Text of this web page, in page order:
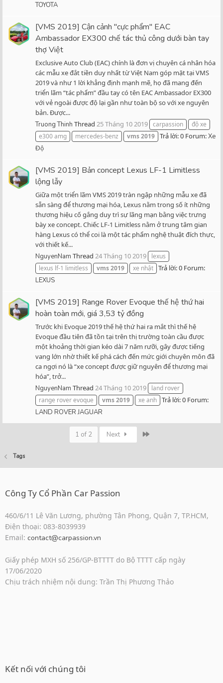
TOYOTA
[VMS 2019] Cận cảnh "cực phẩm" EAC
Ambassador EX300 chế tác thủ công dưới bàn tay
thợ Việt
Exclusive Auto Club (EAC) chính là đơn vị chuyên cá nhân hóa
các mẫu xe đắt tiền duy nhất từ Việt Nam góp mặt tại VMS
2019 và như 1 lời khẳng định mạnh mẽ, họ đã mang đến
triển lãm “tác phẩm” đầu tay có tên EAC Ambassador EX300
với vẻ ngoài được độ lại gần như toàn bộ so với xe nguyên
bản. Được...
Truong Thinh Thread 25 Tháng 10 2019 carpassion
độ xe
e300 amg
mercedes-benz vms2019 Trả lời: 0 Forum:Xe
Độ
[VMS 2019] Bản concept Lexus LF-1 Limitless
lộng lẫy
Giữa một triển lãm VMS 2019 tràn ngập những mẫu xe đã
sẵn sàng để thương mại hóa, Lexus nằm trong số ít những
thương hiệu cố gắng duy trì sự lãng mạn bằng việc trưng
bày xe concept. Chiếc LF-1 Limitless nằm ở trung tâm gian
hàng Lexus có thể coi là một tác phẩm nghệ thuật đích thực,
với thiết kế...
NguyenNam Thread 24 Tháng 10 2019
lexus
lexus lf-1 limitless
vms2019 xe nhật Trả lời: 0 Forum:
LEXUS
[VMS 2019] Range Rover Evoque thế hệ thứ hai
hoàn toàn mới, giá 3,53 tỷ đồng
Trước khi Evoque 2019 thế hệ thứ hai ra mắt thì thế hệ
Evoque đầu tiên đã tồn tại trên thị trường toàn cầu được
một khoảng thời gian kéo dài 7 năm rưỡi, gây được tiếng
vang lớn nhờ thiết kế phá cách đến mức giới chuyên môn đã
ca ngợi nó là “xe concept được giữ nguyên để thương mại
hóa”, trở...
NguyenNam Thread 24 Tháng 10 2019
land rover
range rover evoque
vms2019 xe anh Trả lời: 0 Forum:
LAND ROVER JAGUAR
1 of 2 Next
Tags
Công Ty Cổ Phần Car Passion
460/6/11 Lê Văn Lương, phường Tân Phong, Quận 7, TP.HCM,
Điện thoại: 083-8039939
Email: contact@carpassion.vn
Giấy phép MXH số 256/GP-BTTTT do Bộ TTTT cấp ngày
17/06/2020
Chịu trách nhiệm nội dung: Trần Thị Phương Thảo
Kết nối với chúng tôi